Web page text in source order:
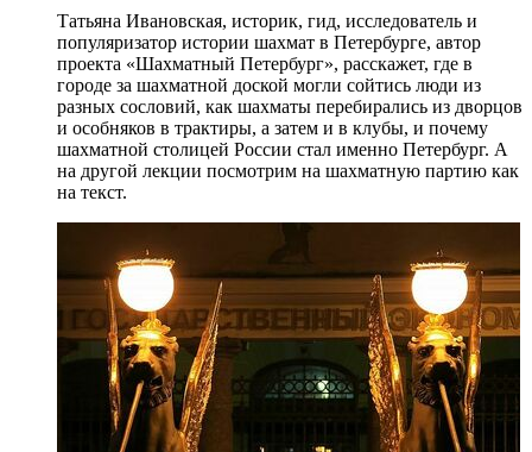
Татьяна Ивановская, историк, гид, исследователь и
популяризатор истории шахмат в Петербурге, автор
проекта «Шахматный Петербург», расскажет, где в
городе за шахматной доской могли сойтись люди из
разных сословий, как шахматы перебирались из дворцов
и особняков в трактиры, а затем и в клубы, и почему
шахматной столицей России стал именно Петербург. А
на другой лекции посмотрим на шахматную партию как
на текст.